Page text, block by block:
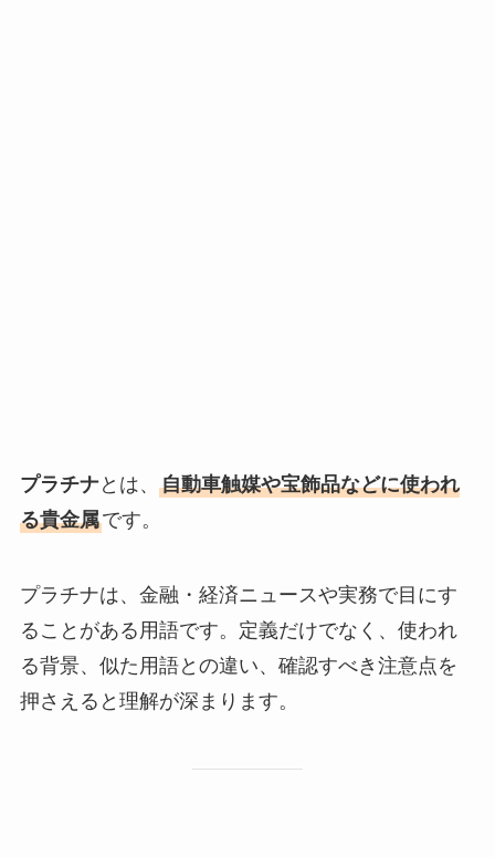
プラチナとは、 自動車触媒や宝飾品などに使われ
る貴金属です。
プラチナは、金融・経済ニュースや実務で目にす
ることがある用語です。定義だけでなく、使われ
る背景、似た用語との違い、確認すべき注意点を
押さえると理解が深まります。